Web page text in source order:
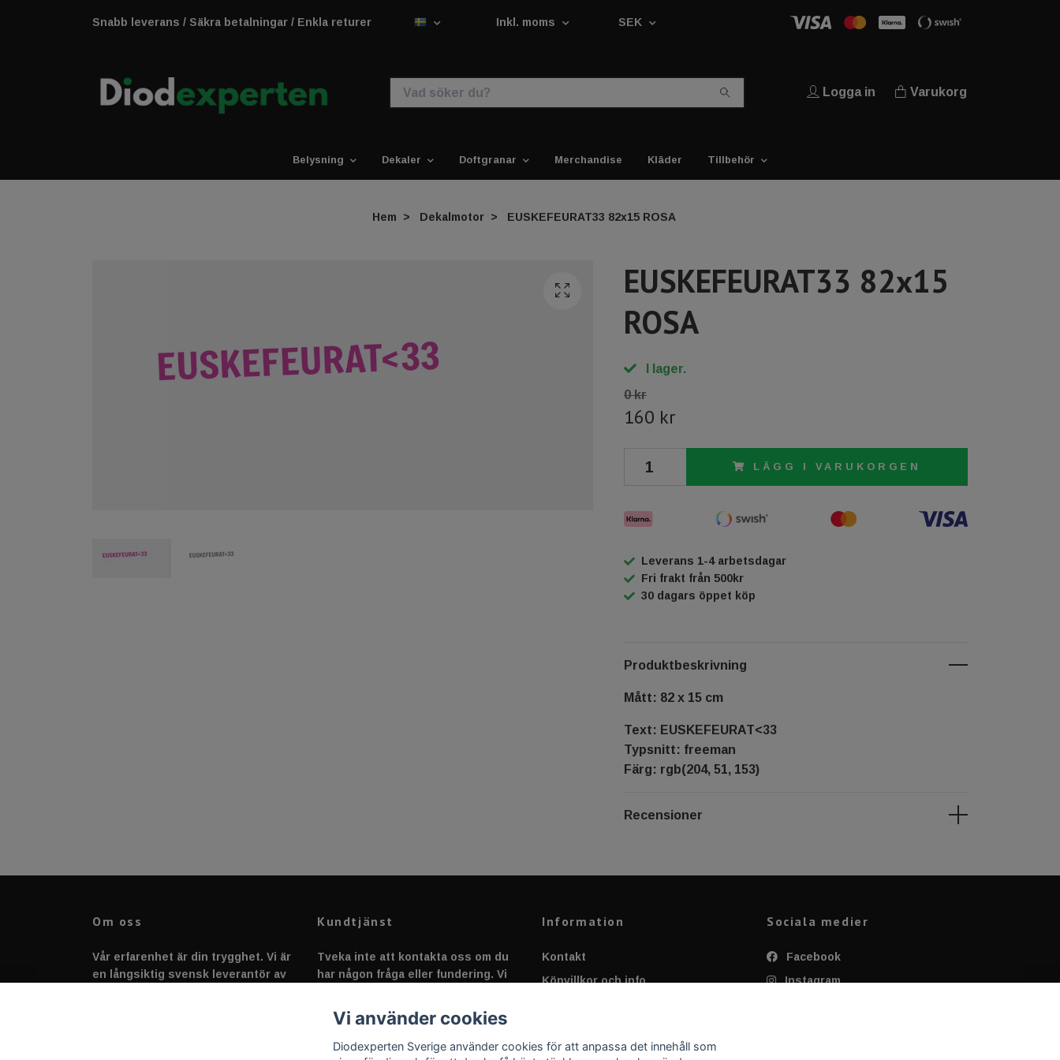
Snabb leverans / Säkra betalningar / Enkla returer Inkl. moms SEK
Logga in Varukorg
Belysning Dekaler Doftgranar Merchandise Kläder Tillbehör
Hem Dekalmotor EUSKEFEURAT33 82x15 ROSA
EUSKEFEURAT33 82x15
ROSA
I lager.
0 kr
160 kr
LÄGG I VARUKORGEN
Leverans 1-4 arbetsdagar
Fri frakt från 500kr
30 dagars öppet köp
Produktbeskrivning
Mått: 82 x 15 cm
Text: EUSKEFEURAT<33
Typsnitt: freeman
Färg: rgb(204, 51, 153)
Recensioner
Om oss
Vår erfarenhet är din trygghet. Vi är
en långsiktig svensk leverantör av
Kundtjänst
Tveka inte att kontakta oss om du
har någon fråga eller fundering. Vi
Information
Kontakt
Köpvillkor och info
Applicering av Dekal
Sociala medier
Facebook
Instagram
Vi använder cookies
Diodexperten Sverige använder cookies för att anpassa det innehåll som